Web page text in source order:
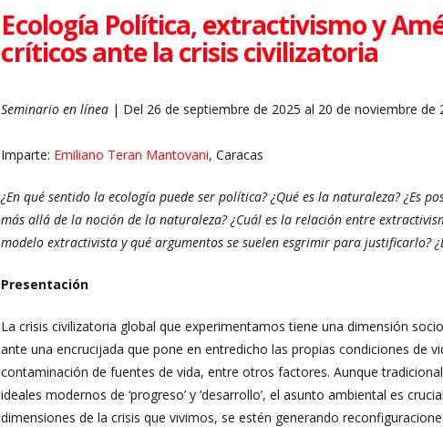
Ecología Política, extractivismo y
críticos ante la crisis civilizatoria
Seminario en línea | Del 26 de septiembre de 2025 al 20 de noviembre de
Imparte: Emiliano Teran Mantovani, Caracas
¿En qué sentido la ecología puede ser política? ¿Qué es la naturaleza? ¿Es
más allá de la noción de la naturaleza? ¿Cuál es la relación entre
modelo extractivista y qué argumentos se suelen esgrimir para justificarlo?
Presentación
La crisis civilizatoria global que experimentamos tiene una dimensión
ante una encrucijada que pone en entredicho las propias condiciones de
contaminación de fuentes de vida, entre otros factores. Aunque
ideales modernos de ‘progreso’ y ‘desarrollo’, el asunto ambiental es
dimensiones de la crisis que vivimos, se estén generando